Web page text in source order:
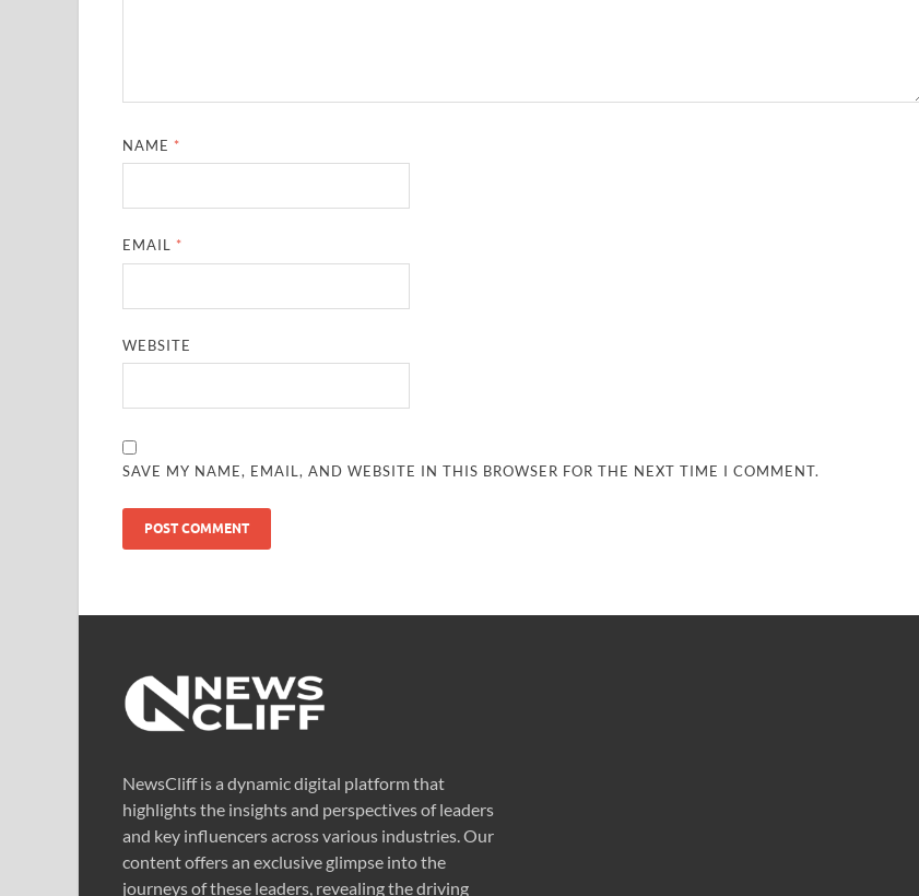
NAME *
EMAIL *
WEBSITE
SAVE MY NAME, EMAIL, AND WEBSITE IN THIS BROWSER FOR THE NEXT TIME I COMMENT.
NewsCliff is a dynamic digital platform that
highlights the insights and perspectives of leaders
and key influencers across various industries. Our
content offers an exclusive glimpse into the
journeys of these leaders, revealing the driving